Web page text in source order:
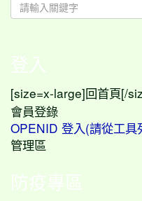
登入
[size=x-large] 回首頁[/
會員登錄
OPENID 登入(請從工具
管理區
防疫專區